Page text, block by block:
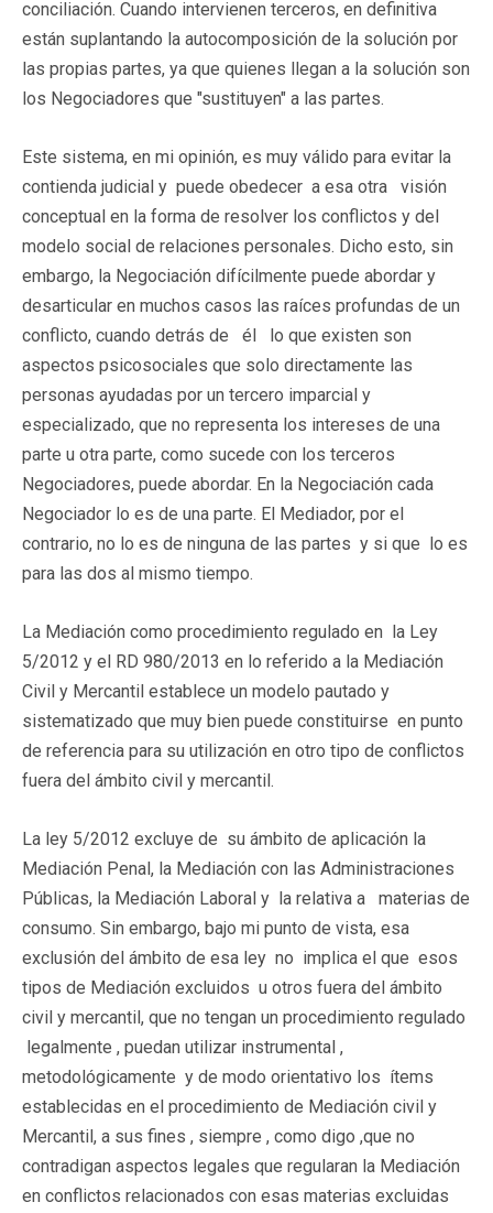
conciliación. Cuando intervienen terceros, en definitiva
están suplantando la autocomposición de la solución por
las propias partes, ya que quienes llegan a la solución son
los Negociadores que "sustituyen" a las partes.
Este sistema, en mi opinión, es muy válido para evitar la
contienda judicial y puede obedecer a esa otra visión
conceptual en la forma de resolver los conflictos y del
modelo social de relaciones personales. Dicho esto, sin
embargo, la Negociación difícilmente puede abordar y
desarticular en muchos casos las raíces profundas de un
conflicto, cuando detrás de él lo que existen son
aspectos psicosociales que solo directamente las
personas ayudadas por un tercero imparcial y
especializado, que no representa los intereses de una
parte u otra parte, como sucede con los terceros
Negociadores, puede abordar. En la Negociación cada
Negociador lo es de una parte. El Mediador, por el
contrario, no lo es de ninguna de las partes y si que lo es
para las dos al mismo tiempo.
La Mediación como procedimiento regulado en la Ley
5/2012 y el RD 980/2013 en lo referido a la Mediación
Civil y Mercantil establece un modelo pautado y
sistematizado que muy bien puede constituirse en punto
de referencia para su utilización en otro tipo de conflictos
fuera del ámbito civil y mercantil.
La ley 5/2012 excluye de su ámbito de aplicación la
Mediación Penal, la Mediación con las Administraciones
Públicas, la Mediación Laboral y la relativa a materias de
consumo. Sin embargo, bajo mi punto de vista, esa
exclusión del ámbito de esa ley no implica el que esos
tipos de Mediación excluidos u otros fuera del ámbito
civil y mercantil, que no tengan un procedimiento regulado
legalmente , puedan utilizar instrumental ,
metodológicamente y de modo orientativo los ítems
establecidas en el procedimiento de Mediación civil y
Mercantil, a sus fines , siempre , como digo ,que no
contradigan aspectos legales que regularan la Mediación
en conflictos relacionados con esas materias excluidas